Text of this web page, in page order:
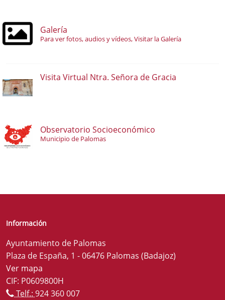
Galería
Para ver fotos, audios y vídeos, Visitar la Galería
Visita Virtual Ntra. Señora de Gracia
Observatorio Socioeconómico
Municipio de Palomas
Información
Ayuntamiento de Palomas
Plaza de España, 1 - 06476 Palomas (Badajoz)
Ver mapa
CIF: P0609800H
Telf.: 924 360 007